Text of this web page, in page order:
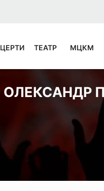
ТЕАТР МЦКМ
ОЛЕКСАНДР